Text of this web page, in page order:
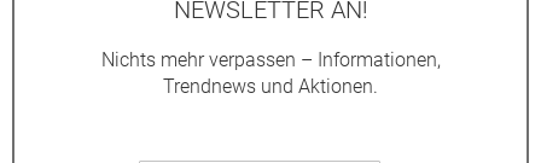
NEWSLETTER AN!
Nichts mehr verpassen – Informationen,
Trendnews und Aktionen.